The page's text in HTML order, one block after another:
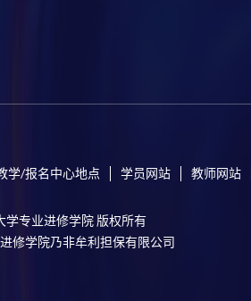
学/报名中心地点 学员网站 教师网站
学专业进修学院 版权所有
修学院乃非牟利担保有限公司